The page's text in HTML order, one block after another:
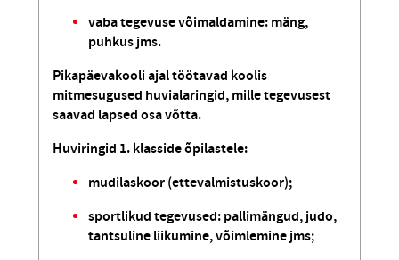
vaba tegevuse võimaldamine: mäng,
puhkus jms.
Pikapäevakooli ajal töötavad koolis
mitmesugused huvialaringid, mille tegevusest
saavad lapsed osa võtta.
Huviringid 1. klasside õpilastele:
mudilaskoor (ettevalmistuskoor);
sportlikud tegevused: pallimängud, judo,
tantsuline liikumine, võimlemine jms;